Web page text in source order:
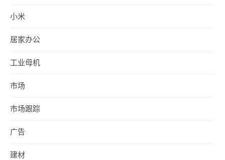
小米
居家办公
工业母机
市场
市场跟踪
广告
建材